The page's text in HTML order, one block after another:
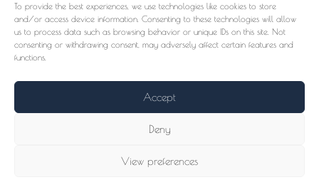
To provide the best experiences, we use technologies like cookies to store
and/or access device information. Consenting to these technologies will allow
us to process data such as browsing behavior or unique IDs on this site. Not
consenting or withdrawing consent, may adversely affect certain features and
functions.
Accept
Deny
View preferences
Audit gratuito
Soluzioni
Servizi
Che cos’è?
Porto - GRATIS
Traversata
CONTATTO
+525534033997